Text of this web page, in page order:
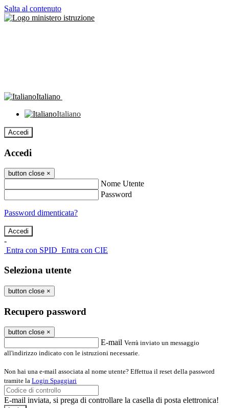
Salta al contenuto
Italiano
Italiano
Accedi
Accedi
button close ×
Nome Utente
Password
Password dimenticata?
-
Entra con SPID Entra con CIE
Seleziona utente
button close ×
Recupero password
button close ×
E-mail Verrà inviato un messaggio
all'indirizzo indicato con le istruzioni necessarie.
Non hai una e-mail associata al nome utente? Effettua il reset della password
tramite la Login Spaggiari
E-mail inviata, si prega di controllare la casella di posta elettronica!